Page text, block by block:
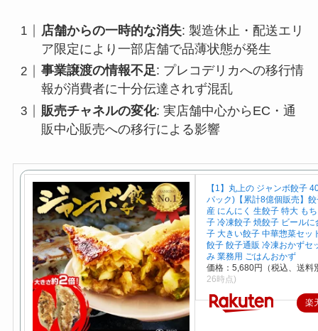
店舗からの一時的な消失: 製造休止・配送エリ
ア限定により一部店舗で品薄状態が発生
事業譲渡の情報不足: プレコデリカへの移行情
報が消費者に十分伝達されず混乱
販売チャネルの変化: 実店舗中心からEC・通
販中心販売への移行による影響
【1】丸上の ジャンボ餃子
パック)【累計8億個販売】
産 にんにく 生餃子 特大 も
子 冷凍餃子 焼餃子 ビールに
子 大きい餃子 中華惣菜セッ
餃子 餃子通販 冷凍おかずセ
み 業務用 ごはんおかず
価格：5,680円（税込、送料
26時点)
楽